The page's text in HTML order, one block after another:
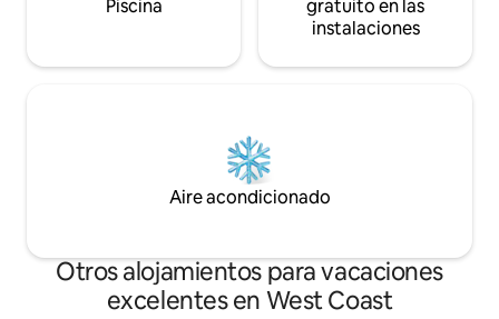
Piscina
gratuito en las
instalaciones
Aire acondicionado
Otros alojamientos para vacaciones
excelentes en West Coast